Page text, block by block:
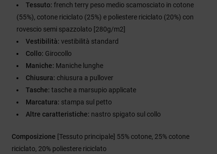
Tessuto: french terry peso medio scamosciato in cotone
(55%), cotone riciclato (25%) e poliestere riciclato (20%) con
rovescio semi spazzolato [280g/m2]
Vestibilità: vestibilità standard
Collo: Girocollo
Maniche: Maniche lunghe
Chiusura: chiusura a pullover
Tasche: tasche a marsupio applicate
Marcatura: stampa sul petto
Altre caratteristiche: nastro spigato sul collo
Composizione [Tessuto principale] 55% cotone, 25% cotone
riciclato, 20% poliestere riciclato